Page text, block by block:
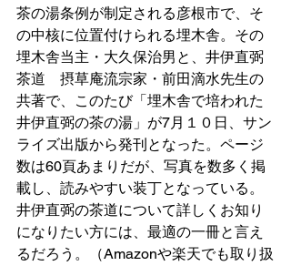
茶の湯条例が制定される彦根市で、そ
の中核に位置付けられる埋木舎。その
埋木舎当主・大久保治男と、井伊直弼
茶道　摂草庵流宗家・前田滴水先生の
共著で、このたび「埋木舎で培われた
井伊直弼の茶の湯」が7月１０日、サン
ライズ出版から発刊となった。ページ
数は60頁あまりだが、写真を数多く掲
載し、読みやすい装丁となっている。
井伊直弼の茶道について詳しくお知り
になりたい方には、最適の一冊と言え
るだろう。（Amazonや楽天でも取り扱